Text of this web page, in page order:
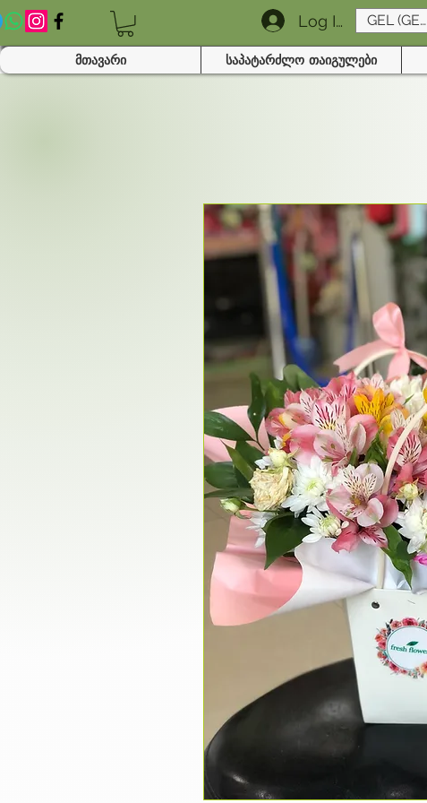
Log In GEL (GEL)
მთავარი საპატარძლო თაიგულები